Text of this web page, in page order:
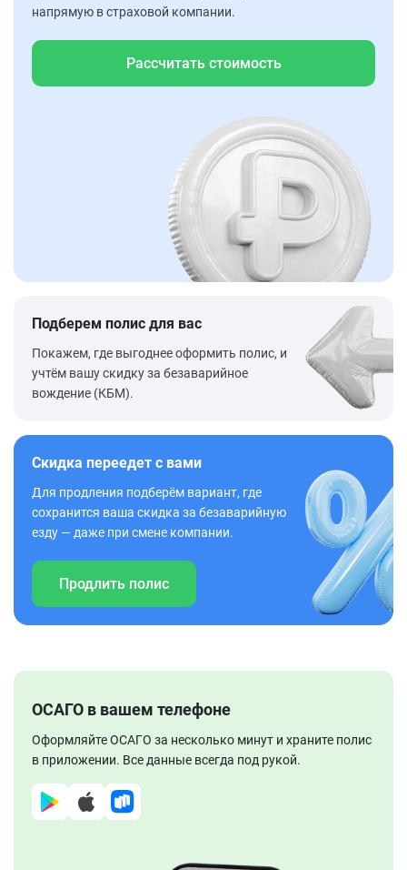
напрямую в страховой компании.
Рассчитать стоимость
Подберем полис для вас
Покажем, где выгоднее оформить полис, и
учтём вашу скидку за безаварийное
вождение (КБМ).
Скидка переедет с вами
Для продления подберём вариант, где
сохранится ваша скидка за безаварийную
езду — даже при смене компании.
Продлить полис
ОСАГО в вашем телефоне
Оформляйте ОСАГО за несколько минут и храните полис
в приложении. Все данные всегда под рукой.